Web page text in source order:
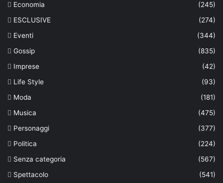
Economia
(245)
ESCLUSIVE
(274)
Eventi
(344)
Gossip
(835)
Imprese
(42)
Life Style
(93)
Moda
(181)
Musica
(475)
Personaggi
(377)
Politica
(224)
Senza categoria
(567)
Spettacolo
(541)